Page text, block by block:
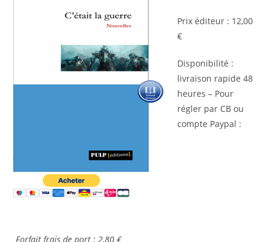
Prix éditeur : 12,00
€
Disponibilité :
livraison rapide 48
heures – Pour
régler par CB ou
compte Paypal :
Forfait frais de port : 2,80 €